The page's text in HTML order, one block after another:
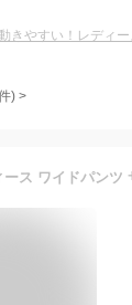
きやすい！レディ
) >